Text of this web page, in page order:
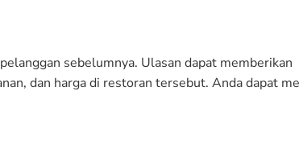
sebelumnya. Ulasan dapat memberikan
dan harga di restoran tersebut. Anda dapat